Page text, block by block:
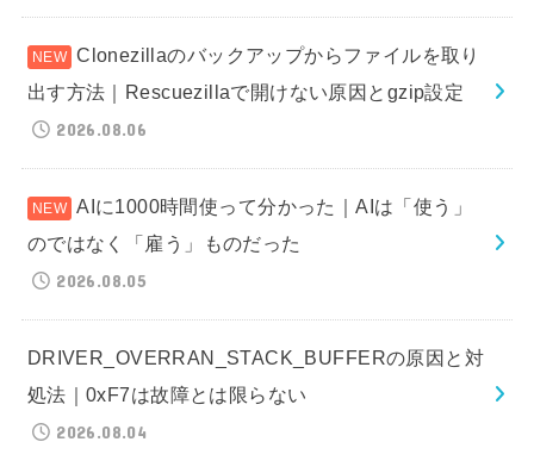
Clonezillaのバックアップからファイルを取り
出す方法｜Rescuezillaで開けない原因とgzip設定
2026.08.06
AIに1000時間使って分かった｜AIは「使う」
のではなく「雇う」ものだった
2026.08.05
DRIVER_OVERRAN_STACK_BUFFERの原因と対
処法｜0xF7は故障とは限らない
2026.08.04